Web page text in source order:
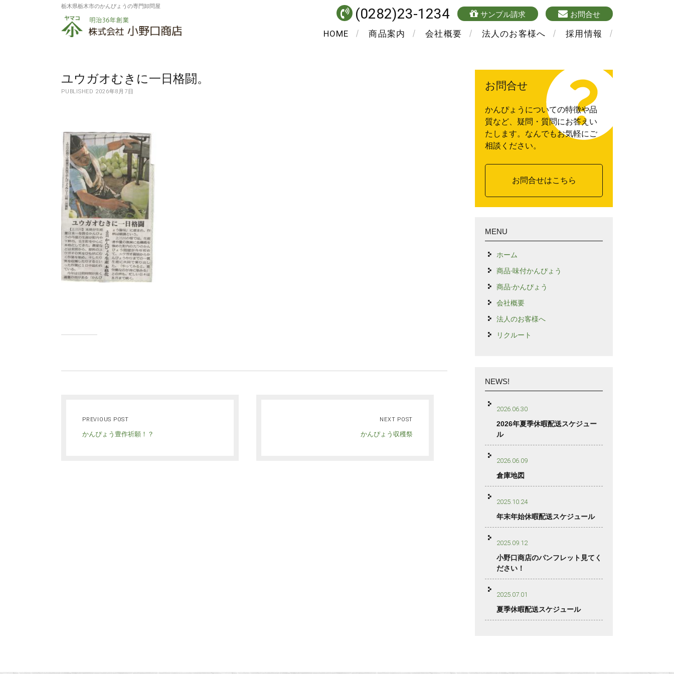
栃木県栃木市のかんぴょうの専門卸問屋
株
社
小
口
商
店
HOME 商品案内 会社概要 法人のお客様へ 採用情報
(0282)23-1234 sample
サンプル請求 mailform
お問合せ
ユウガオむきに一日格闘。
PUBLISHED 2026年8月7日
PREVIOUS POST
かんぴょう豊作祈願！？
NEXT POST
かんぴょう収穫祭
お問合せ
かんぴょうについての特徴や品
質など、疑問・質問にお答えい
たします。なんでもお気軽にご
相談ください。
お問合せはこちら
MENU
ホーム
商品-味付かんぴょう
商品-かんぴょう
会社概要
法人のお客様へ
リクルート
NEWS!
2026.06.30
2026年夏季休暇配送スケジュー
ル
2026.06.09
倉庫地図
2025.10.24
年末年始休暇配送スケジュール
2025.09.12
小野口商店のパンフレット見てく
ださい！
2025.07.01
夏季休暇配送スケジュール